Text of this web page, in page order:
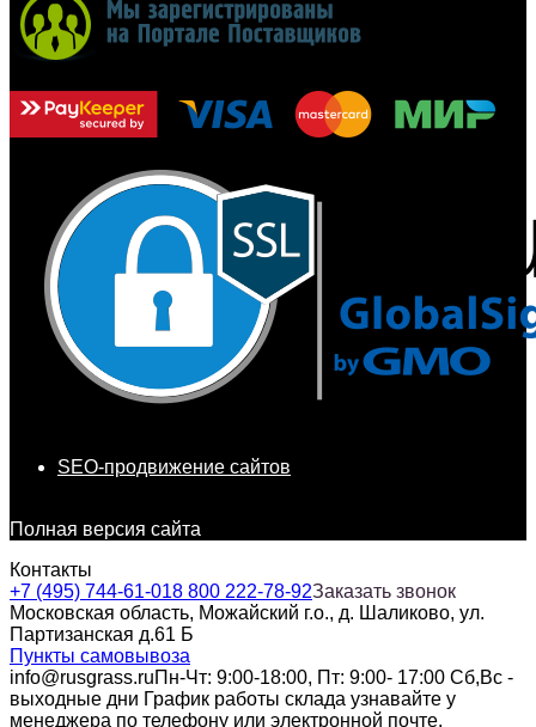
SEO-продвижение сайтов
Полная версия сайта
Контакты
+7 (495) 744-61-018 800 222-78-92Заказать звонок
Московская область, Можайский г.о., д. Шаликово, ул.
Партизанская д.61 Б
Пункты самовывоза
info@rusgrass.ruПн-Чт: 9:00-18:00, Пт: 9:00- 17:00 Сб,Вс -
выходные дни График работы склада узнавайте у
менеджера по телефону или электронной почте.